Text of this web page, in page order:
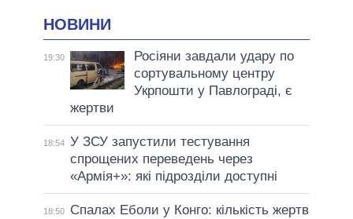
НОВИНИ
19:30
Росіяни завдали удару по
сортувальному центру
Укрпошти у Павлограді, є
жертви
18:54 У ЗСУ запустили тестування
спрощених переведень через
«Армія+»: які підрозділи доступні
18:50
Спалах Еболи у Конго: кількість жертв